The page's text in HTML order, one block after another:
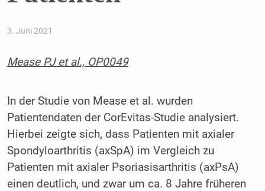
3. Juni 2021
Mease PJ et al., OP0049
In der Studie von Mease et al. wurden
Patientendaten der CorEvitas-Studie analysiert.
Hierbei zeigte sich, dass Patienten mit axialer
Spondyloarthritis (axSpA) im Vergleich zu
Patienten mit axialer Psoriasisarthritis (axPsA)
einen deutlich, und zwar um ca. 8 Jahre früheren